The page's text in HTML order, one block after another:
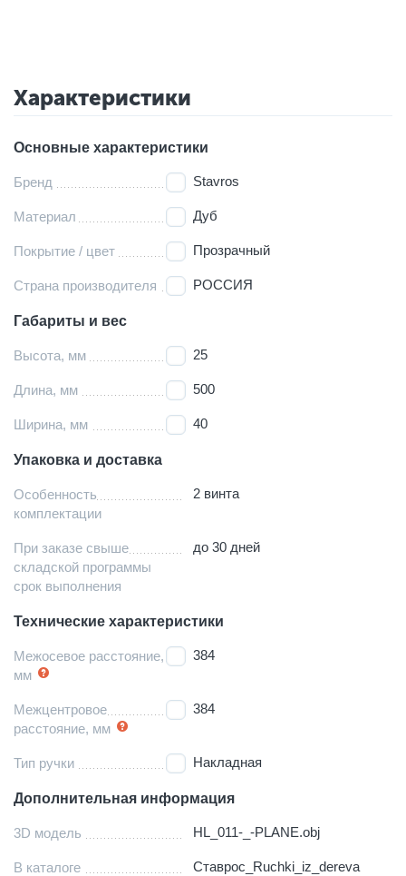
Характеристики
Основные характеристики
Бренд Stavros
Материал Дуб
Покрытие / цвет Прозрачный
Страна производителя РОССИЯ
Габариты и вес
Высота, мм 25
Длина, мм 500
Ширина, мм 40
Упаковка и доставка
Особенность
комплектации
2 винта
При заказе свыше
складской программы
срок выполнения
до 30 дней
Технические характеристики
Межосевое расстояние,
мм
384
Межцентровое
расстояние, мм
384
Тип ручки Накладная
Дополнительная информация
3D модель HL_011-_-PLANE.obj
В каталоге Ставрос_Ruchki_iz_dereva